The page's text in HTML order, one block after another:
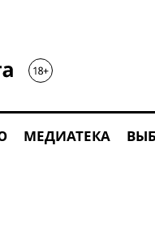
МЕДИАТЕКА